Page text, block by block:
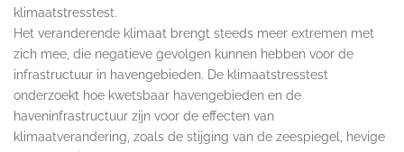
klimaatstresstest.
Het veranderende klimaat brengt steeds meer extremen met
zich mee, die negatieve gevolgen kunnen hebben voor de
infrastructuur in havengebieden. De klimaatstresstest
onderzoekt hoe kwetsbaar havengebieden en de
haveninfrastructuur zijn voor de effecten van
klimaatverandering, zoals de stijging van de zeespiegel, hevige